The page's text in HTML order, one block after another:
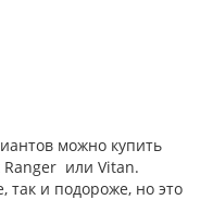
можно купить
Ranger или Vitan.
так и подороже, но это